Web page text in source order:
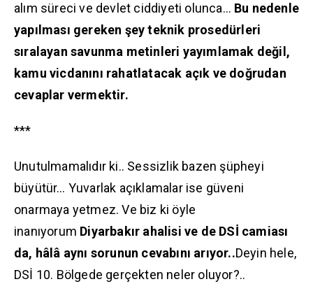
alım süreci ve devlet ciddiyeti olunca… Bu nedenle
yapılması gereken şey teknik prosedürleri
sıralayan savunma metinleri yayımlamak değil,
kamu vicdanını rahatlatacak açık ve doğrudan
cevaplar vermektir.
***
Unutulmamalıdır ki.. Sessizlik bazen şüpheyi
büyütür… Yuvarlak açıklamalar ise güveni
onarmaya yetmez. Ve biz ki öyle
inanıyorum Diyarbakır ahalisi ve de DSİ camiası
da, hâlâ aynı sorunun cevabını arıyor..Deyin hele,
DSİ 10. Bölgede gerçekten neler oluyor?..